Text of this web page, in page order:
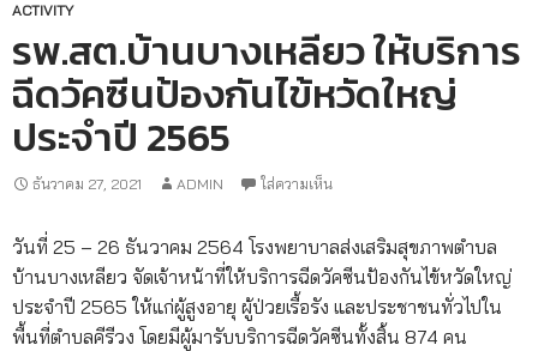
เนื้อหา
ACTIVITY
รพ.สต.บ้านบางเหลียว ให้บริการ
ฉีดวัคซีนป้องกันไข้หวัดใหญ่
ประจำปี 2565
ธันวาคม 27, 2021 ADMIN ใส่ความเห็น
วันที่ 25 – 26 ธันวาคม 2564 โรงพยาบาลส่งเสริมสุขภาพตำบล
บ้านบางเหลียว จัดเจ้าหน้าที่ให้บริการฉีดวัคซีนป้องกันไข้หวัดใหญ่
ประจำปี 2565 ให้แก่ผู้สูงอายุ ผู้ป่วยเรื้อรัง และประชาชนทั่วไปใน
พื้นที่ตำบลคีรีวง โดยมีผู้มารับบริการฉีดวัคซีนทั้งสิ้น 874 คน